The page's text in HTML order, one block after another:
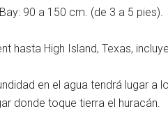
90 a 150 cm. (de 3 a 5 pies).
hasta High Island, Texas,
en el agua tendrá lugar
donde toque tierra el huracán.